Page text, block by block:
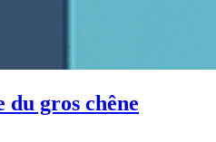
gros chêne